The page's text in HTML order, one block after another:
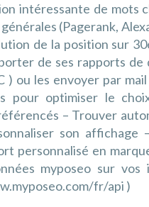
intéressante de mots
(Pagerank,
de la position sur
de ses rapports
) ou les envoyer par
pour optimiser le
– Trouver
son affichage
personnalisé en
myposeo sur vos
fr/api )